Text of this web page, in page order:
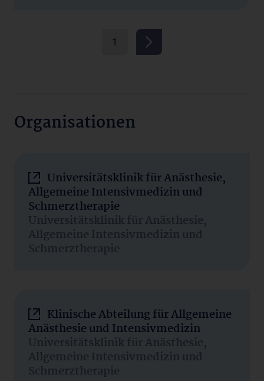
1
Organisationen
Universitätsklinik für Anästhesie,
Allgemeine Intensivmedizin und
Schmerztherapie
Universitätsklinik für Anästhesie,
Allgemeine Intensivmedizin und
Schmerztherapie
Klinische Abteilung für Allgemeine
Anästhesie und Intensivmedizin
Universitätsklinik für Anästhesie,
Allgemeine Intensivmedizin und
Schmerztherapie